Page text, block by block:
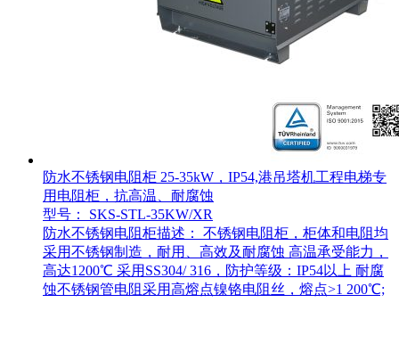
防水不锈钢电阻柜 25-35kW，IP54,港吊塔机工程电梯专
用电阻柜，抗高温、耐腐蚀
型号： SKS-STL-35KW/XR
防水不锈钢电阻柜描述： 不锈钢电阻柜，柜体和电阻均
采用不锈钢制造，耐用、高效及耐腐蚀 高温承受能力，
高达1200℃ 采用SS304/ 316，防护等级：IP54以上 耐腐
蚀不锈钢管电阻采用高熔点镍铬电阻丝，熔点>1 200℃;